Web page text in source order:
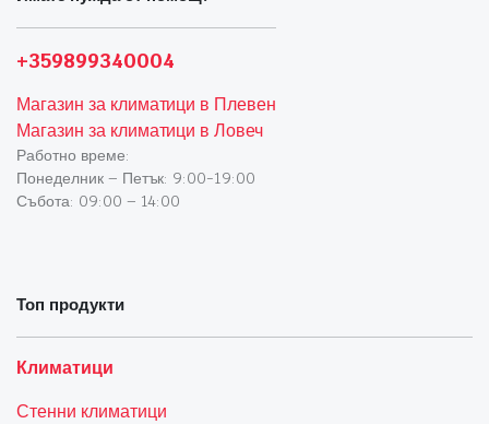
+359899340004
Магазин за климатици в Плевен
Магазин за климатици в Ловеч
Работно време:
Понеделник – Петък: 9:00-19:00
Събота: 09:00 – 14:00
Топ продукти
Климатици
Стенни климатици